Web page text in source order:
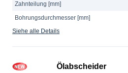
Zahnteilung [mm]
Bohrungsdurchmesser [mm]
Siehe alle Details
Ölabscheider